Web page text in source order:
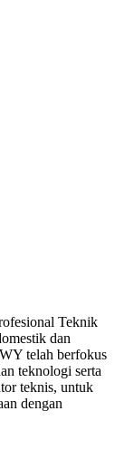
Teknik
dan
telah berfokus
teknologi serta
teknis, untuk
dengan